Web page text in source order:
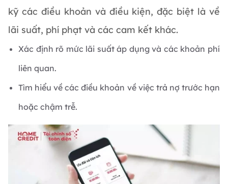
kỹ các điều khoản và điều kiện, đặc biệt là về
lãi suất, phí phạt và các cam kết khác.
Xác định rõ mức lãi suất áp dụng và các khoản phí
liên quan.
Tìm hiểu về các điều khoản về việc trả nợ trước hạn
hoặc chậm trễ.